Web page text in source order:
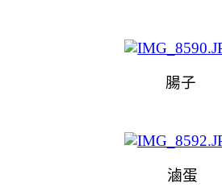
腸子
滷蛋